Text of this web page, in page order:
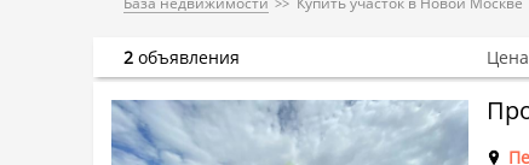
2 объявления Цена